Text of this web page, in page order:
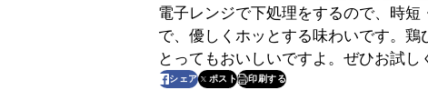
電子レンジで下処理をするので、時
で、優しくホッとする味わいです。鶏
とってもおいしいですよ。ぜひお試し
シェア ポスト 印刷する